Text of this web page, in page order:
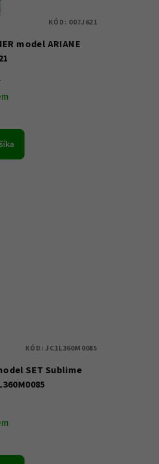
model ARIANE
KÓD: 007J621
SET Sublime
KÓD:JC1L360M0085